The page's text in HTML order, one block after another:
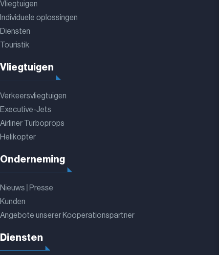
Vliegtuigen
Individuele oplossingen
Diensten
Touristik
Vliegtuigen
Verkeersvliegtuigen
Executive-Jets
Airliner Turboprops
Helikopter
Onderneming
Nieuws | Presse
Kunden
Angebote unserer Kooperationspartner
Diensten